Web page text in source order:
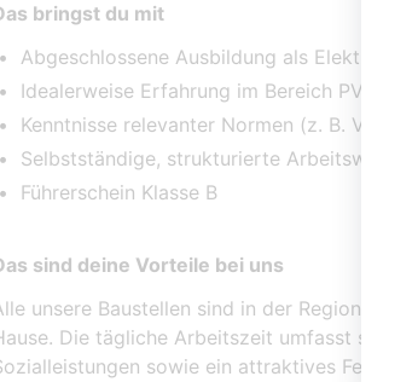
bringst du mit
Abgeschlossene Ausbildung als Elektriker
Idealerweise Erfahrung im Bereich PV,
Kenntnisse relevanter Normen (z. B. VDE)
Selbstständige, strukturierte Arbeitsweise
Führerschein Klasse B
sind deine Vorteile bei uns
unsere Baustellen sind in der Region (ca.
Die tägliche Arbeitszeit umfasst
sowie ein attraktives